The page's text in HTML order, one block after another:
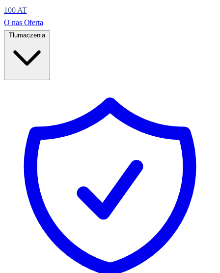
100 AT
O nas Oferta
Tłumaczenia